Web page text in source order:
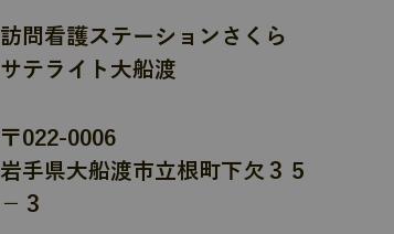
訪問看護ステーションさくら
サテライト大船渡
〒022-0006
岩手県大船渡市立根町下欠３５
−３